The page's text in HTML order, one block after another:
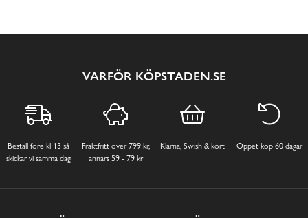
VARFÖR KÖPSTADEN.SE
Beställ före kl 13 så
skickar vi samma dag
Fraktfritt över 799 kr,
annars 59 - 79 kr
Klarna, Swish & kort Öppet köp 60 dagar